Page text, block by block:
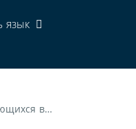
язык
хранения»